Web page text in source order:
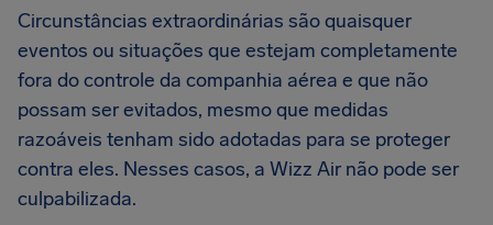
Circunstâncias extraordinárias são quaisquer
eventos ou situações que estejam completamente
fora do controle da companhia aérea e que não
possam ser evitados, mesmo que medidas
razoáveis tenham sido adotadas para se proteger
contra eles. Nesses casos, a Wizz Air não pode ser
culpabilizada.